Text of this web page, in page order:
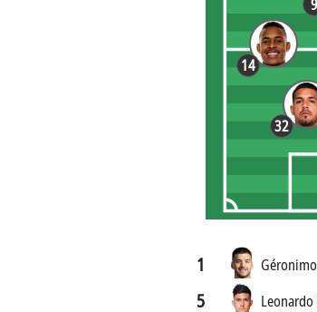
9
32
14
1
5